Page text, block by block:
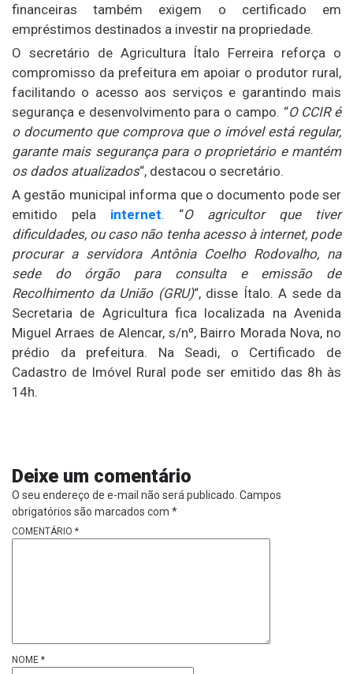
financeiras também exigem o certificado em
empréstimos destinados a investir na propriedade.
O secretário de Agricultura Ítalo Ferreira reforça o
compromisso da prefeitura em apoiar o produtor rural,
facilitando o acesso aos serviços e garantindo mais
segurança e desenvolvimento para o campo. “O CCIR é
o documento que comprova que o imóvel está regular,
garante mais segurança para o proprietário e mantém
os dados atualizados“, destacou o secretário.
A gestão municipal informa que o documento pode ser
emitido pela internet. “O agricultor que tiver
dificuldades, ou caso não tenha acesso à internet, pode
procurar a servidora Antônia Coelho Rodovalho, na
sede do órgão para consulta e emissão de
Recolhimento da União (GRU)“, disse Ítalo. A sede da
Secretaria de Agricultura fica localizada na Avenida
Miguel Arraes de Alencar, s/nº, Bairro Morada Nova, no
prédio da prefeitura. Na Seadi, o Certificado de
Cadastro de Imóvel Rural pode ser emitido das 8h às
14h.
Deixe um comentário
O seu endereço de e-mail não será publicado. Campos
obrigatórios são marcados com *
COMENTÁRIO *
NOME *